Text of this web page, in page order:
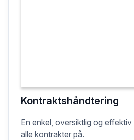
Kontraktshåndtering
En enkel, oversiktlig og
alle kontrakter på.